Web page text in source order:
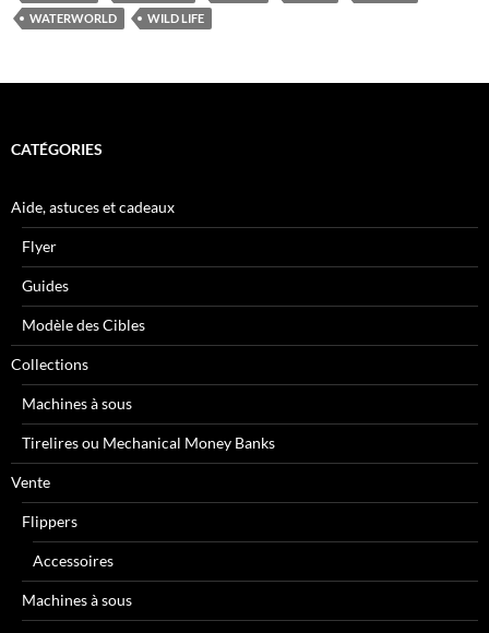
WATERWORLD
WILD LIFE
CATÉGORIES
Aide, astuces et cadeaux
Flyer
Guides
Modèle des Cibles
Collections
Machines à sous
Tirelires ou Mechanical Money Banks
Vente
Flippers
Accessoires
Machines à sous